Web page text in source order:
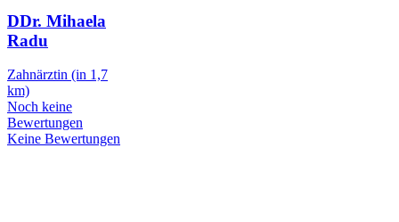
DDr. Mihaela
Radu
Zahnärztin (in 1,7
km)
Noch keine
Bewertungen
Keine Bewertungen